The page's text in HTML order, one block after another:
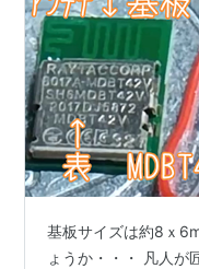
基板サイズは約8ｘ
ょうか・・・ 凡人